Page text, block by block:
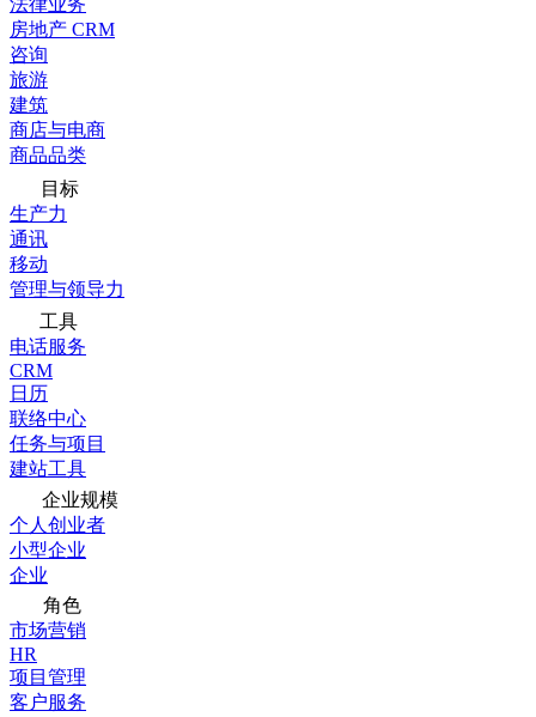
法律业务
房地产 CRM
咨询
旅游
建筑
商店与电商
商品品类
目标
生产力
通讯
移动
管理与领导力
工具
电话服务
CRM
日历
联络中心
任务与项目
建站工具
企业规模
个人创业者
小型企业
企业
角色
市场营销
HR
项目管理
客户服务